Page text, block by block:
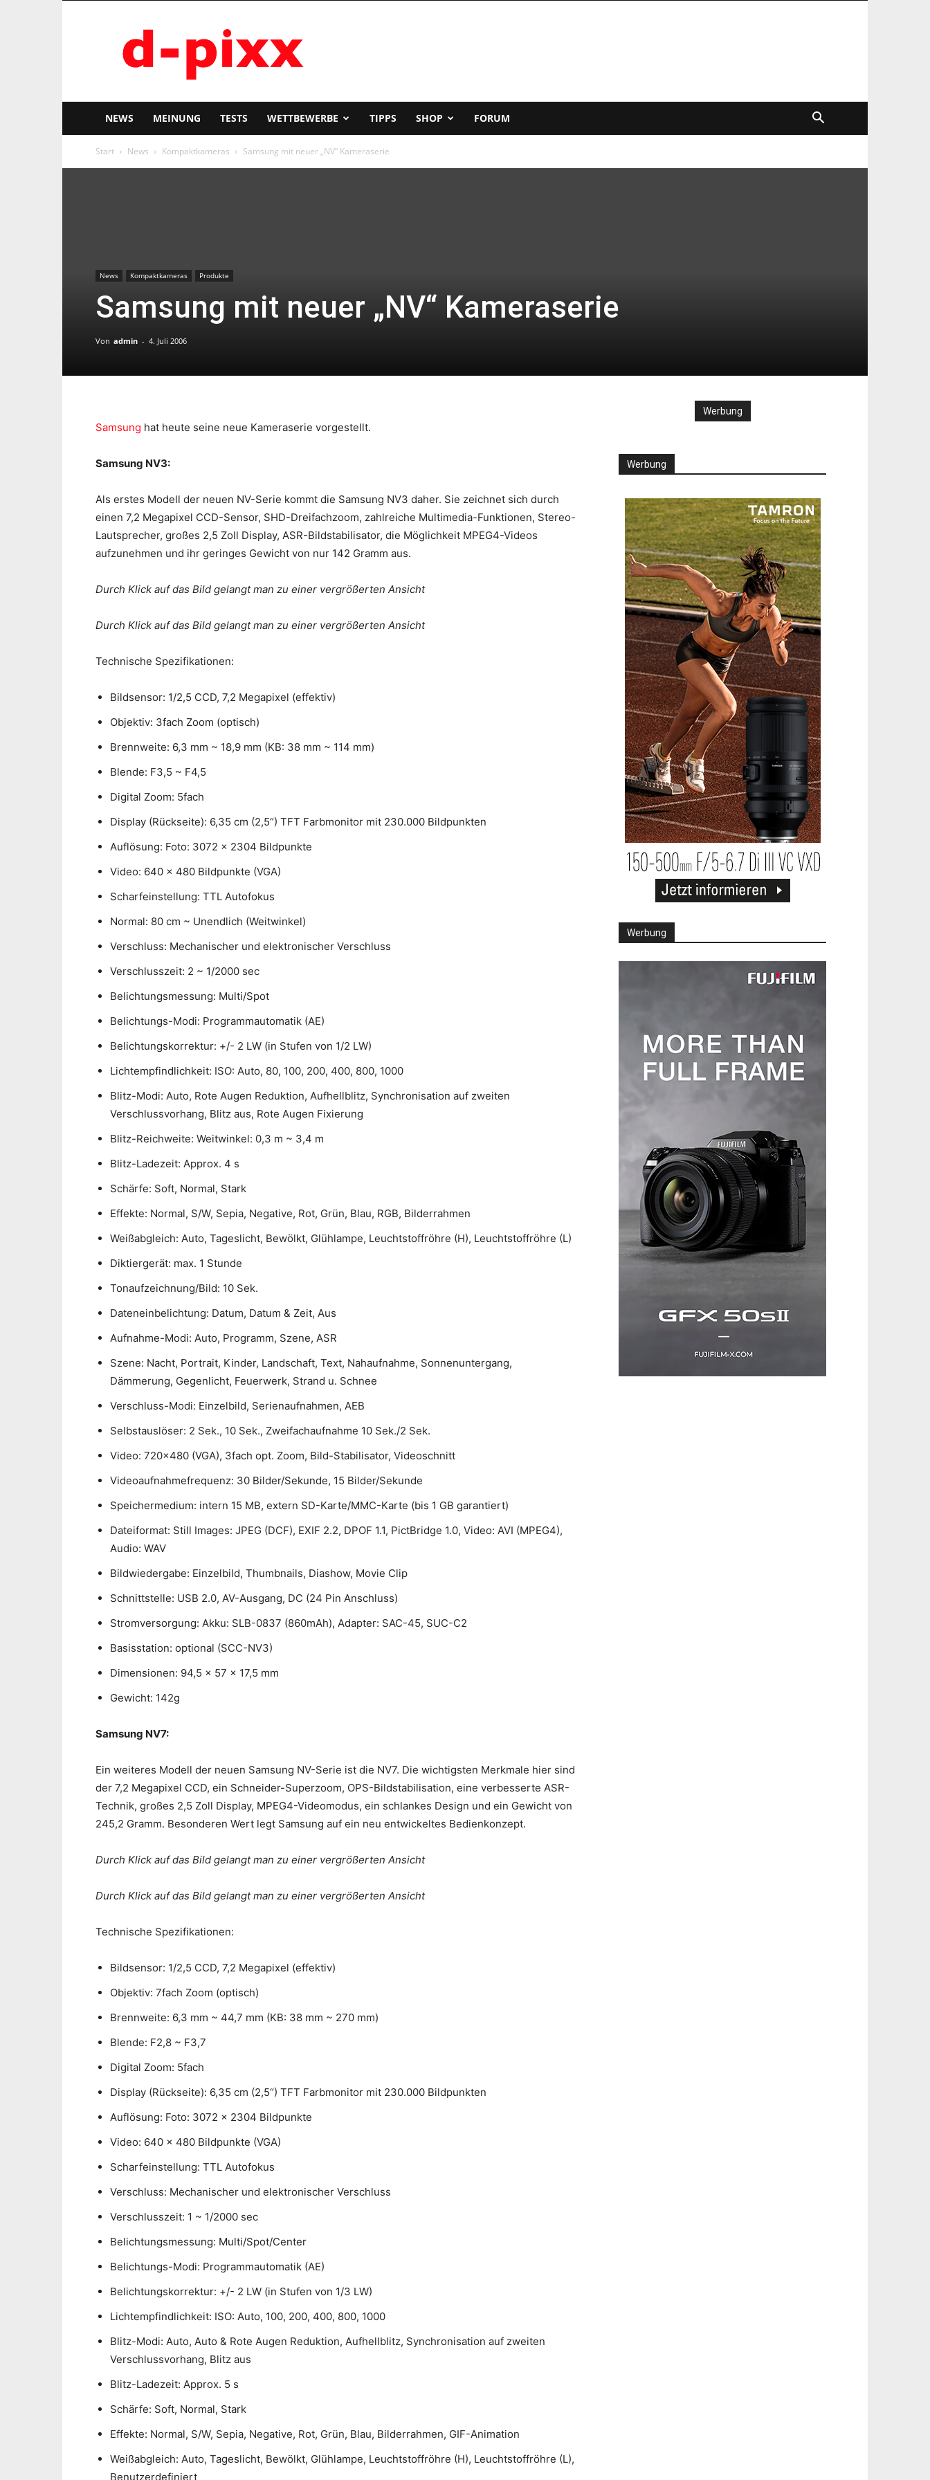
pixx
NEWS MEINUNG TESTS WETTBEWERBE TIPPS SHOP FORUM
Start News Kompaktkameras Samsung mit neuer „NV“ Kameraserie
News Kompaktkameras Produkte
Samsung mit neuer „NV“ Kameraserie
Von admin - 4. Juli 2006
Samsung hat heute seine neue Kameraserie vorgestellt.
Samsung NV3:
Als erstes Modell der neuen NV-Serie kommt die Samsung NV3 daher. Sie zeichnet sich durch
einen 7,2 Megapixel CCD-Sensor, SHD-Dreifachzoom, zahlreiche Multimedia-Funktionen, Stereo-
Lautsprecher, großes 2,5 Zoll Display, ASR-Bildstabilisator, die Möglichkeit MPEG4-Videos
aufzunehmen und ihr geringes Gewicht von nur 142 Gramm aus.
Durch Klick auf das Bild gelangt man zu einer vergrößerten Ansicht
Durch Klick auf das Bild gelangt man zu einer vergrößerten Ansicht
Technische Spezifikationen:
Bildsensor: 1/2,5 CCD, 7,2 Megapixel (effektiv)
Objektiv: 3fach Zoom (optisch)
Brennweite: 6,3 mm ~ 18,9 mm (KB: 38 mm ~ 114 mm)
Blende: F3,5 ~ F4,5
Digital Zoom: 5fach
Display (Rückseite): 6,35 cm (2,5“) TFT Farbmonitor mit 230.000 Bildpunkten
Auflösung: Foto: 3072 x 2304 Bildpunkte
Video: 640 x 480 Bildpunkte (VGA)
Scharfeinstellung: TTL Autofokus
Normal: 80 cm ~ Unendlich (Weitwinkel)
Verschluss: Mechanischer und elektronischer Verschluss
Verschlusszeit: 2 ~ 1/2000 sec
Belichtungsmessung: Multi/Spot
Belichtungs-Modi: Programmautomatik (AE)
Belichtungskorrektur: +/- 2 LW (in Stufen von 1/2 LW)
Lichtempfindlichkeit: ISO: Auto, 80, 100, 200, 400, 800, 1000
Blitz-Modi: Auto, Rote Augen Reduktion, Aufhellblitz, Synchronisation auf zweiten
Verschlussvorhang, Blitz aus, Rote Augen Fixierung
Blitz-Reichweite: Weitwinkel: 0,3 m ~ 3,4 m
Blitz-Ladezeit: Approx. 4 s
Schärfe: Soft, Normal, Stark
Effekte: Normal, S/W, Sepia, Negative, Rot, Grün, Blau, RGB, Bilderrahmen
Weißabgleich: Auto, Tageslicht, Bewölkt, Glühlampe, Leuchtstoffröhre (H), Leuchtstoffröhre (L)
Diktiergerät: max. 1 Stunde
Tonaufzeichnung/Bild: 10 Sek.
Dateneinbelichtung: Datum, Datum & Zeit, Aus
Aufnahme-Modi: Auto, Programm, Szene, ASR
Szene: Nacht, Portrait, Kinder, Landschaft, Text, Nahaufnahme, Sonnenuntergang,
Dämmerung, Gegenlicht, Feuerwerk, Strand u. Schnee
Verschluss-Modi: Einzelbild, Serienaufnahmen, AEB
Selbstauslöser: 2 Sek., 10 Sek., Zweifachaufnahme 10 Sek./2 Sek.
Video: 720×480 (VGA), 3fach opt. Zoom, Bild-Stabilisator, Videoschnitt
Videoaufnahmefrequenz: 30 Bilder/Sekunde, 15 Bilder/Sekunde
Speichermedium: intern 15 MB, extern SD-Karte/MMC-Karte (bis 1 GB garantiert)
Dateiformat: Still Images: JPEG (DCF), EXIF 2.2, DPOF 1.1, PictBridge 1.0, Video: AVI (MPEG4),
Audio: WAV
Bildwiedergabe: Einzelbild, Thumbnails, Diashow, Movie Clip
Schnittstelle: USB 2.0, AV-Ausgang, DC (24 Pin Anschluss)
Stromversorgung: Akku: SLB-0837 (860mAh), Adapter: SAC-45, SUC-C2
Basisstation: optional (SCC-NV3)
Dimensionen: 94,5 x 57 x 17,5 mm
Gewicht: 142g
Samsung NV7:
Ein weiteres Modell der neuen Samsung NV-Serie ist die NV7. Die wichtigsten Merkmale hier sind
der 7,2 Megapixel CCD, ein Schneider-Superzoom, OPS-Bildstabilisation, eine verbesserte ASR-
Technik, großes 2,5 Zoll Display, MPEG4-Videomodus, ein schlankes Design und ein Gewicht von
245,2 Gramm. Besonderen Wert legt Samsung auf ein neu entwickeltes Bedienkonzept.
Durch Klick auf das Bild gelangt man zu einer vergrößerten Ansicht
Durch Klick auf das Bild gelangt man zu einer vergrößerten Ansicht
Technische Spezifikationen:
Bildsensor: 1/2,5 CCD, 7,2 Megapixel (effektiv)
Objektiv: 7fach Zoom (optisch)
Brennweite: 6,3 mm ~ 44,7 mm (KB: 38 mm ~ 270 mm)
Blende: F2,8 ~ F3,7
Digital Zoom: 5fach
Display (Rückseite): 6,35 cm (2,5“) TFT Farbmonitor mit 230.000 Bildpunkten
Auflösung: Foto: 3072 x 2304 Bildpunkte
Video: 640 x 480 Bildpunkte (VGA)
Scharfeinstellung: TTL Autofokus
Verschluss: Mechanischer und elektronischer Verschluss
Verschlusszeit: 1 ~ 1/2000 sec
Belichtungsmessung: Multi/Spot/Center
Belichtungs-Modi: Programmautomatik (AE)
Belichtungskorrektur: +/- 2 LW (in Stufen von 1/3 LW)
Lichtempfindlichkeit: ISO: Auto, 100, 200, 400, 800, 1000
Blitz-Modi: Auto, Auto & Rote Augen Reduktion, Aufhellblitz, Synchronisation auf zweiten
Verschlussvorhang, Blitz aus
Blitz-Ladezeit: Approx. 5 s
Schärfe: Soft, Normal, Stark
Effekte: Normal, S/W, Sepia, Negative, Rot, Grün, Blau, Bilderrahmen, GIF-Animation
Weißabgleich: Auto, Tageslicht, Bewölkt, Glühlampe, Leuchtstoffröhre (H), Leuchtstoffröhre (L),
Benutzerdefiniert
Werbung
Werbung
Werbung